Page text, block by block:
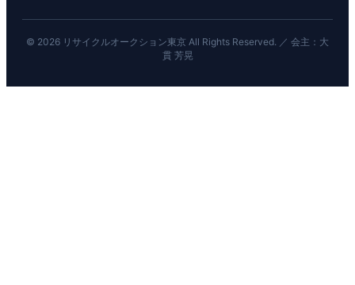
© 2026 リサイクルオークション東京 All Rights Reserved. ／ 会主：大
貫 芳晃